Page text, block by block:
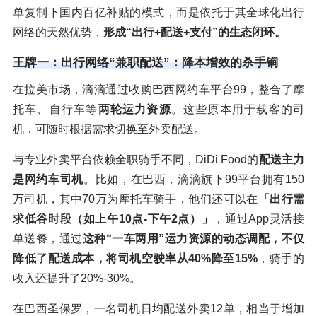
单复制下国内百亿补贴的模式，而是依托于其全球化出行
网络的天然优势， 形成“出行+配送+支付”的生态闭环。
王牌一：出行网络“兼职配送”：降本增效的杀手锏
在拉美市场，滴滴通过收购巴西网约车平台99，整合了摩
托车、自行车等两轮运力资源。这些原本用于载客的司
机，可随时根据需求切换至外卖配送。
与专业外卖平台依赖全职骑手不同，DiDi Food的配送主力
是网约车司机。比如，在巴西，滴滴旗下99平台拥有150
万司机，其中70万为摩托车骑手，他们还可以在
「出行需
求低谷时段（如上午10点-下午2点）」
，通过App灵活接
单送餐，通过这种“一车两用”运力资源的动态调配，不仅
降低了配送成本，将司机空驶率从40%降至15%，骑手的
收入还提升了20%-30%。
在巴西圣保罗，一名司机日均配送外卖12单，相当于增加